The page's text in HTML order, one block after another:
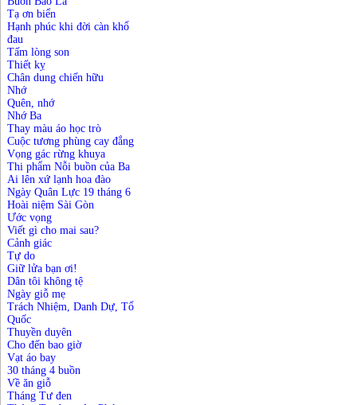
Tạ ơn biển
Hạnh phúc khi đời càn khổ
đau
Tấm lòng son
Thiết kỵ
Chân dung chiến hữu
Nhớ
Quên, nhớ
Nhớ Ba
Thay màu áo học trò
Cuộc tương phùng cay đắng
Vọng gác rừng khuya
Thi phẩm Nỗi buồn của Ba
Ai lên xứ lạnh hoa đào
Ngày Quân Lực 19 tháng 6
Hoài niệm Sài Gòn
Ước vọng
Viết gì cho mai sau?
Cảnh giác
Tự do
Giữ lửa bạn ơi!
Dân tôi không tệ
Ngày giỗ mẹ
Trách Nhiệm, Danh Dự, Tổ
Quốc
Thuyền duyên
Cho đến bao giờ
Vạt áo bay
30 tháng 4 buồn
Về ăn giỗ
Tháng Tư đen